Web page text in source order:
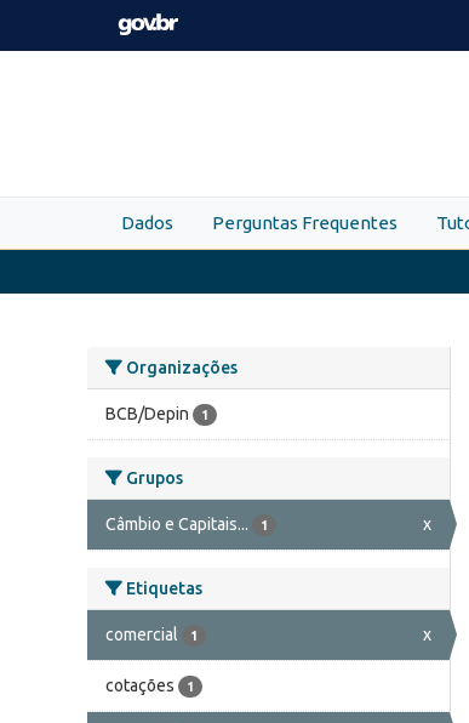
Skip to main content
Dados Perguntas Frequentes
Organizações
BCB/Depin 1
Grupos
Câmbio e Capitais... 1 x
Etiquetas
comercial 1 x
cotações 1